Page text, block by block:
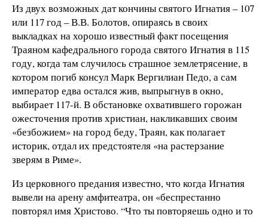
Из двух возможных дат кончины святого Игнатия – 107
или 117 год – В.В. Болотов, опираясь в своих
выкладках на хорошо известный факт посещения
Траяном кафедрального города святого Игнатия в 115
году, когда там случилось страшное землетрясение, в
котором погиб консул Марк Вергилиан Педо, а сам
император едва остался жив, выпрыгнув в окно,
выбирает 117-й. В обстановке охватившего горожан
ожесточения против христиан, накликавших своим
«безбожием» на город беду, Траян, как полагает
историк, отдал их предстоятеля «на растерзание
зверям в Риме».
Из церковного предания известно, что когда Игнатия
вывели на арену амфитеатра, он «беспрестанно
повторял имя Христово. “Что ты повторяешь одно и то